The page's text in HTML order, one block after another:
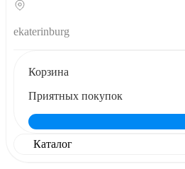
ekaterinburg
Корзина
Приятных покупок
Каталог